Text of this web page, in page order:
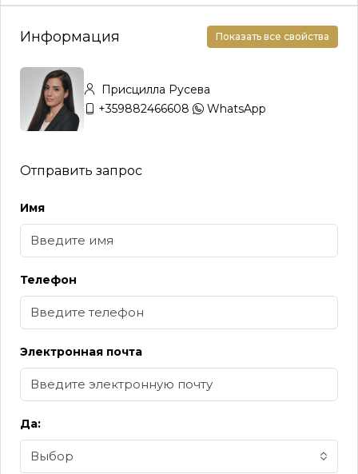
Информация Показать все свойства
Присцилла Русева
+359882466608
WhatsApp
Отправить запрос
Имя
Телефон
Электронная почта
Да:
Выбор